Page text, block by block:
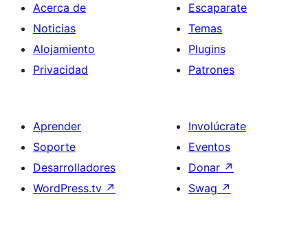
Acerca de
Noticias
Alojamiento
Privacidad
Escaparate
Temas
Plugins
Patrones
Aprender
Soporte
Desarrolladores
WordPress.tv ↗
Involúcrate
Eventos
Donar ↗
Swag ↗